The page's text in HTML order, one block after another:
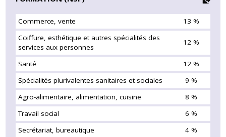
Commerce, vente
13 %
Coiffure, esthétique et autres spécialités des
services aux personnes
12 %
Santé
12 %
Spécialités plurivalentes sanitaires et sociales
9 %
Agro-alimentaire, alimentation, cuisine
8 %
Travail social
6 %
Secrétariat, bureautique
4 %